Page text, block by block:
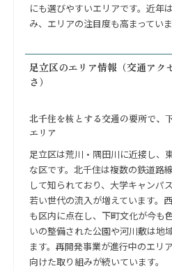
にも選びやすいエリアです。近年
み、エリアの注目度も高まっていま
足立区のエリア情報（交通アク
さ）
北千住を核とする交通の要所で、
エリア
足立区は荒川・隅田川に近接し、
な区です。北千住は複数の鉄道路
して知られており、大学キャンパ
若い世代の流入が増えています。
も区内に点在し、下町文化が今も
いの整備された公園や河川敷は地
ます。再開発事業が進行中のエリ
向けた取り組みが続いています。